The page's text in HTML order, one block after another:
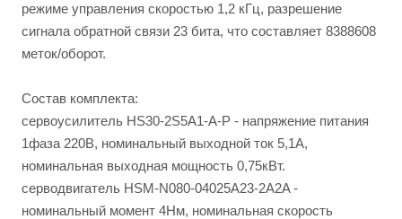
режиме управления скоростью 1,2 кГц, разрешение
сигнала обратной связи 23 бита, что составляет 8388608
меток/оборот.
Состав комплекта:
сервоусилитель HS30-2S5A1-A-P - напряжение питания
1фаза 220В, номинальный выходной ток 5,1А,
номинальная выходная мощность 0,75кВт.
серводвигатель HSM-N080-04025A23-2A2A -
номинальный момент 4Нм, номинальная скорость